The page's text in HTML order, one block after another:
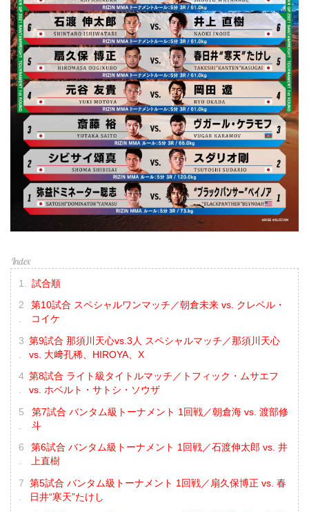
試合順
第10試合 スペシャルワンマッチ／朝倉未来 vs. クレベル・
コイケ
第9試合 那須川天心vs.3人 スペシャルマッチ／那須川天心
vs. 大﨑孔稀、HIROYA、X
第8試合 ライト級タイトルマッチ／トフィック・ムサエフ
vs. ホベルト・サトシ・ソウザ
第7試合 バンタム級トーナメント 1回戦／朝倉海 vs. 渡部修
斗
第6試合 バンタム級トーナメント 1回戦／石渡伸太郎 vs. 井
上直樹
第5試合 バンタム級トーナメント 1回戦／扇久保博正 vs. 春
日井“寒天”たけし